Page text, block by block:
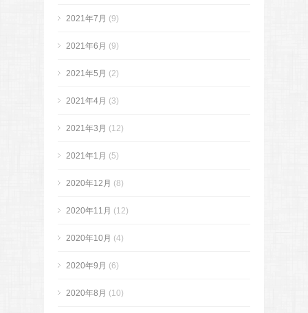
2021年7月 (9)
2021年6月 (9)
2021年5月 (2)
2021年4月 (3)
2021年3月 (12)
2021年1月 (5)
2020年12月 (8)
2020年11月 (12)
2020年10月 (4)
2020年9月 (6)
2020年8月 (10)